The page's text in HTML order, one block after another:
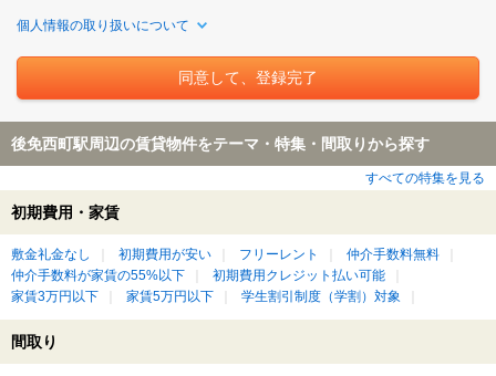
個人情報の取り扱いについて
後免西町駅周辺の賃貸物件をテーマ・特集・間取りから探す
すべての特集を見る
初期費用・家賃
敷金礼金なし 初期費用が安い フリーレント
仲介手数料無料
仲介手数料が家賃の55%以下
初期費用クレジット払い可能
家賃3万円以下
家賃5万円以下 学生割引制度（学割）対象
間取り